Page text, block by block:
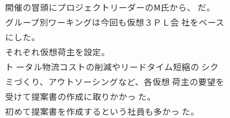
開催の冒頭にプロジェクトリーダーのM氏から、 だ。
グループ別ワーキングは今回も仮想３ＰＬ会 社をベース
にした。
それぞれ仮想荷主を設定。
ト ータル物流コストの削減やリードタイム短縮の シク
ミづくり、アウトソーシングなど、各仮想 荷主の要望を
受けて提案書の作成に取りかかっ た。
初めて提案書を作成するという社員も多かっ た。